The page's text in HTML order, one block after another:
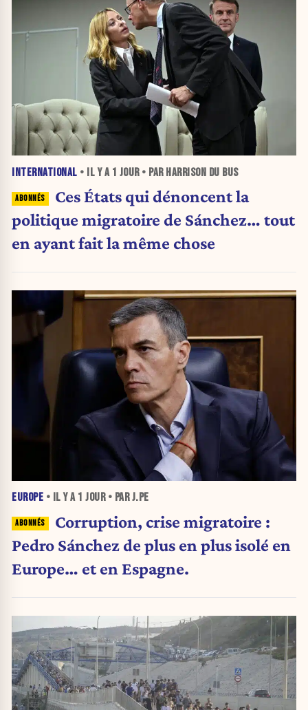
INTERNATIONAL • IL Y A 1 JOUR• PAR HARRISON DU BUS
Ces États qui dénoncent la
politique migratoire de Sánchez… tout
en ayant fait la même chose
EUROPE • IL Y A 1 JOUR• PAR J.PE
Corruption, crise migratoire :
Pedro Sánchez de plus en plus isolé en
Europe… et en Espagne.